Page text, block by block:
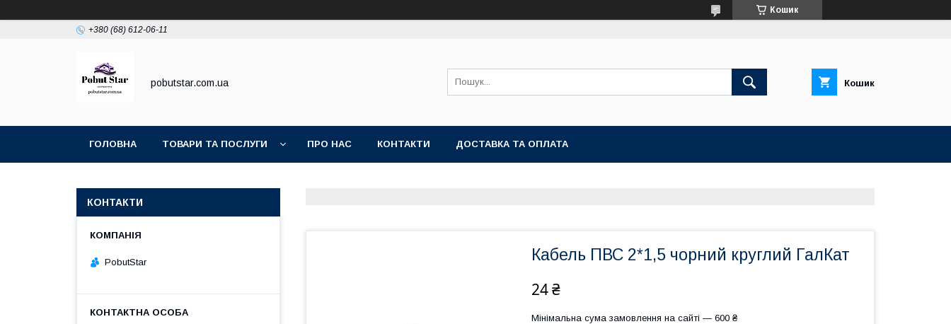
Кошик
+380 (68) 612-06-11
pobutstar.com.ua Кошик
ГОЛОВНА ТОВАРИ ТА ПОСЛУГИ ПРО НАС КОНТАКТИ ДОСТАВКА ТА ОПЛАТА
Кабель ПВС 2*1,5 чорний круглий ГалКат
24 ₴
Мінімальна сума замовлення на сайті — 600 ₴
КОНТАКТИ
PobutStar